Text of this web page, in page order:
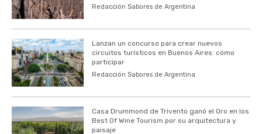
Redacción Sabores de Argentina
Lanzan un concurso para crear nuevos
circuitos turísticos en Buenos Aires: cómo
participar
Redacción Sabores de Argentina
Casa Drummond de Trivento ganó el Oro en los
Best Of Wine Tourism por su arquitectura y
paisaje